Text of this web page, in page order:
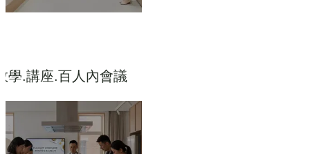
學.講座.百人內會議